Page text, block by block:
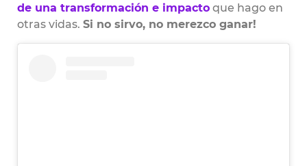
de una transformación e impacto que hago en
otras vidas. Si no sirvo, no merezco ganar!